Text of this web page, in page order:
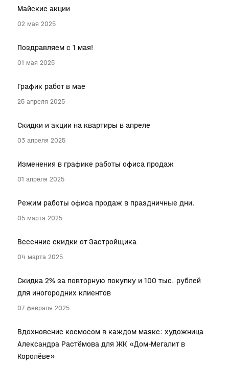
Майские акции
02 мая 2025
Поздравляем с 1 мая!
01 мая 2025
График работ в мае
25 апреля 2025
Скидки и акции на квартиры в апреле
03 апреля 2025
Изменения в графике работы офиса продаж
01 апреля 2025
Режим работы офиса продаж в праздничные дни.
05 марта 2025
Весенние скидки от Застройщика
04 марта 2025
Скидка 2% за повторную покупку и 100 тыс. рублей
для иногородних клиентов
07 февраля 2025
Вдохновение космосом в каждом мазке: художница
Александра Растёмова для ЖК «Дом-Мегалит в
Королёве»